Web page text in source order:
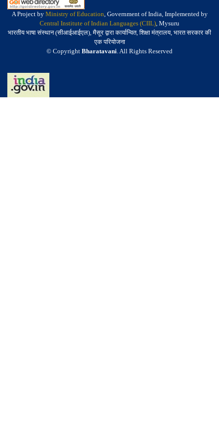
A Project by Ministry of Education, Government of India, Implemented by
Central Institute of Indian Languages (CIIL), Mysuru
भारतीय भाषा संस्थान (सीआईआईएल), मैसूर द्वारा कार्यान्वित, शिक्षा मंत्रालय, भारत सरकार की
एक परियोजना
© Copyright Bharatavani. All Rights Reserved